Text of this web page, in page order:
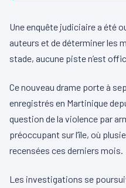
Une enquête judiciaire a été
auteurs et de déterminer les
stade, aucune piste n’est
Ce nouveau drame porte à
enregistrés en Martinique
question de la violence par
préoccupant sur l’île, où
recensées ces derniers mois.
Les investigations se